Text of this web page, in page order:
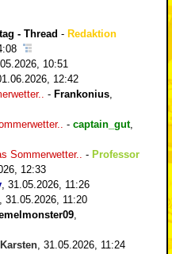
- Thread - Redaktion
10:51
12:42
- Frankonius
- captain_gut,
Sommerwetter..
- Professor
12:33
31.05.2026, 11:26
31.05.2026, 11:20
Karsten 31.05.2026, 11:24